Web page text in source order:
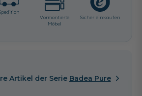
Vormontierte
Möbel
Sicher einkaufen
Artikel der Serie Badea Pure